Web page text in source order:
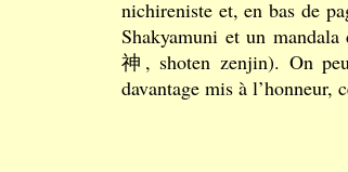
nichireniste et, en bas de
Shakyamuni et un
神, shoten zenjin). On
davantage mis à l’honneur,